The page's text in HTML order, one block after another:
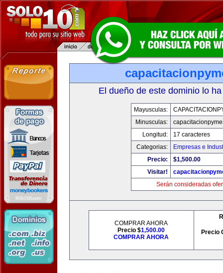
El dueño de este dominio lo
Mayusculas:
Minusculas:
Longitud:
17 caracteres
Categorias:
Empresas e
Precio:
$1,500.00
Visitar!
Serán consideradas
COMPRAR AHORA
Precio $1,500.00
COMPRAR AHORA
Precio